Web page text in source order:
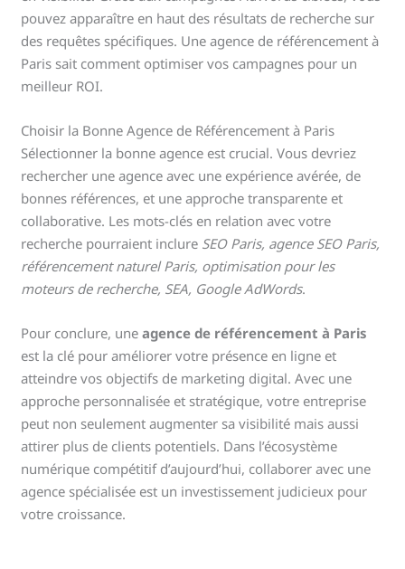
pouvez apparaître en haut des résultats de recherche sur
des requêtes spécifiques. Une agence de référencement à
Paris sait comment optimiser vos campagnes pour un
meilleur ROI.
Choisir la Bonne Agence de Référencement à Paris
Sélectionner la bonne agence est crucial. Vous devriez
rechercher une agence avec une expérience avérée, de
bonnes références, et une approche transparente et
collaborative. Les mots-clés en relation avec votre
recherche pourraient inclure SEO Paris, agence SEO Paris,
référencement naturel Paris, optimisation pour les
moteurs de recherche, SEA, Google AdWords.
Pour conclure, uneagence de référencement à Paris
est la clé pour améliorer votre présence en ligne et
atteindre vos objectifs de marketing digital. Avec une
approche personnalisée et stratégique, votre entreprise
peut non seulement augmenter sa visibilité mais aussi
attirer plus de clients potentiels. Dans l’écosystème
numérique compétitif d’aujourd’hui, collaborer avec une
agence spécialisée est un investissement judicieux pour
votre croissance.